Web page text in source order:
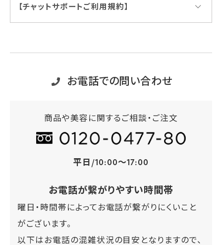
【チャットサポートご利用規約】
お電話での問い合わせ
商品や美容に関するご相談・ご注文
平日/10:00～17:00
お電話が繋がりやすい時間帯
曜日・時間帯によってお電話が繋がりにくいこと
がございます。
以下はお電話の混雑状況の目安となりますので、